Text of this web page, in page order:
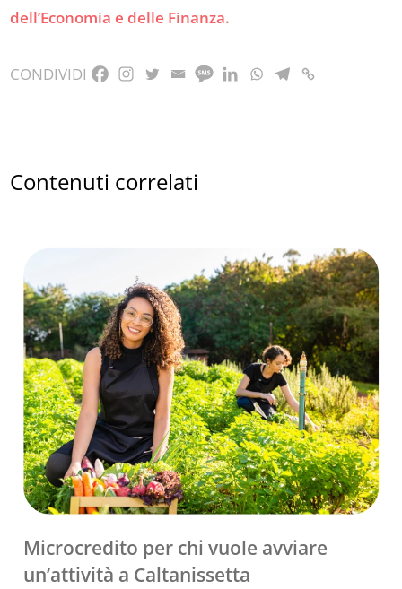
dell’Economia e delle Finanza.
CONDIVIDI
Contenuti correlati
Microcredito per chi vuole avviare
un’attività a Caltanissetta